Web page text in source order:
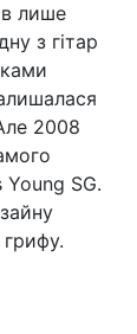
лише
з гітар
2008
Young SG.